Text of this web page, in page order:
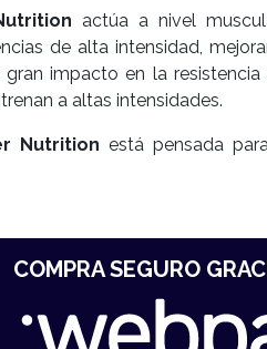
actúa a nivel
de alta intensidad,
impacto en la
a altas intensidades.
Nutrition está pensada
COMPRA SEGURO